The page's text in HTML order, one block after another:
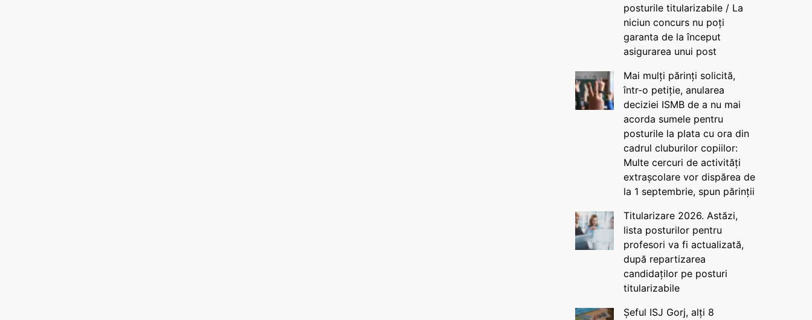
posturile titularizabile / La
niciun concurs nu poți
garanta de la început
asigurarea unui post
Mai mulți părinți solicită,
într-o petiție, anularea
deciziei ISMB de a nu mai
acorda sumele pentru
posturile la plata cu ora din
cadrul cluburilor copiilor:
Multe cercuri de activități
extrașcolare vor dispărea de
la 1 septembrie, spun părinții
Titularizare 2026. Astăzi,
lista posturilor pentru
profesori va fi actualizată,
după repartizarea
candidaților pe posturi
titularizabile
Șeful ISJ Gorj, alți 8